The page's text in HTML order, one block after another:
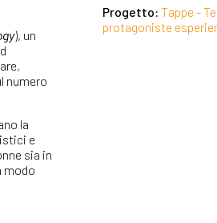
), un
numero
la
e
sia in
modo
Progetto: Tappe -
protagoniste